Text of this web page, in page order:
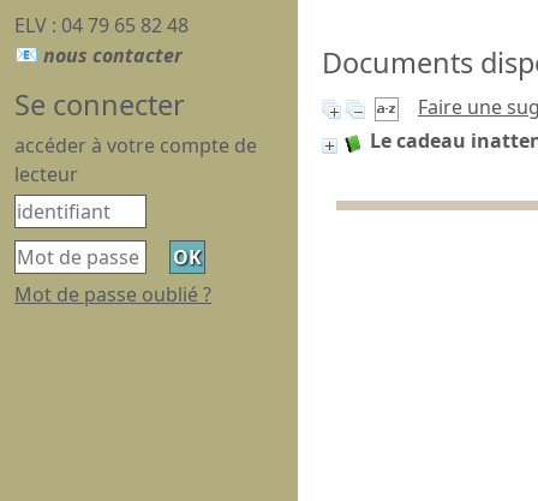
Documents
Faire une
Le cadeau
ELV : 04 79 65 82 48
Se connecter
accéder à votre compte de
lecteur
Mot de passe oublié ?